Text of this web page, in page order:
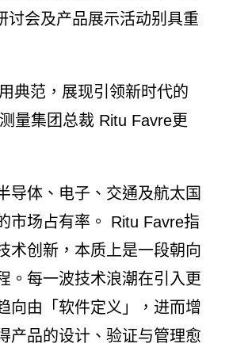
讨会及产品展示活动别具重
典范，展现引领新时代的
量集团总裁 Ritu Favre更
导体、电子、交通及航太国
市场占有率。 Ritu Favre指
术创新，本质上是一段朝向
。每一波技术浪潮在引入更
向由「软件定义」，进而增
产品的设计、验证与管理愈